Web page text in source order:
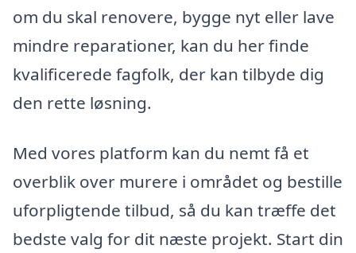
om du skal renovere, bygge nyt eller lave
mindre reparationer, kan du her finde
kvalificerede fagfolk, der kan tilbyde dig
den rette løsning.
Med vores platform kan du nemt få et
overblik over murere i området og bestille
uforpligtende tilbud, så du kan træffe det
bedste valg for dit næste projekt. Start din